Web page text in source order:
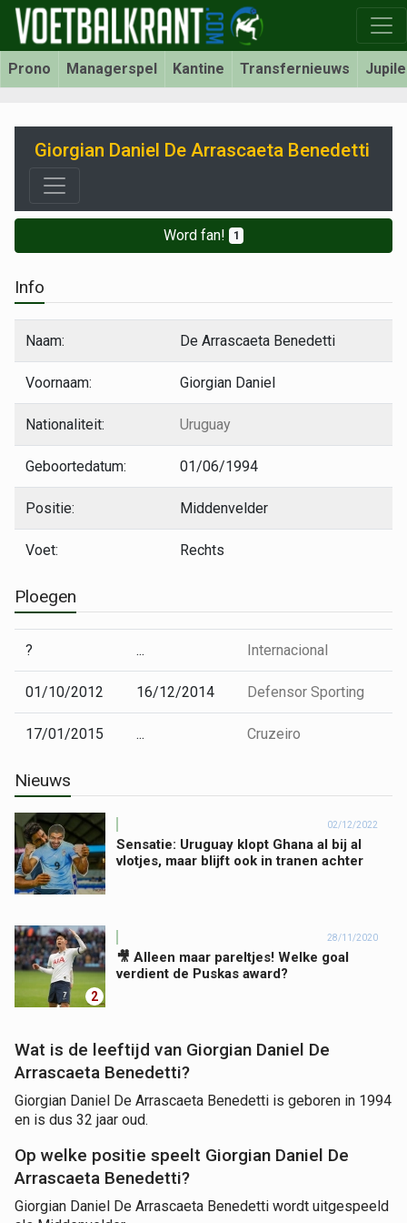
Prono Managerspel Kantine Transfernieuws
Giorgian Daniel De Arrascaeta Benedetti
Word fan! 1
Info
Naam: De Arrascaeta Benedetti
Voornaam: Giorgian Daniel
Nationaliteit: Uruguay
Geboortedatum: 01/06/1994
Positie: Middenvelder
Voet: Rechts
Ploegen
? ... Internacional
01/10/2012 16/12/2014 Defensor Sporting
17/01/2015 ... Cruzeiro
Nieuws
02/12/2022
Sensatie: Uruguay klopt Ghana al bij al
vlotjes, maar blijft ook in tranen achter
2
28/11/2020
🎥 Alleen maar pareltjes! Welke goal
verdient de Puskas award?
Wat is de leeftijd van Giorgian Daniel De
Arrascaeta Benedetti?
Giorgian Daniel De Arrascaeta Benedetti is geboren in 1994
en is dus 32 jaar oud.
Op welke positie speelt Giorgian Daniel De
Arrascaeta Benedetti?
Giorgian Daniel De Arrascaeta Benedetti wordt uitgespeeld